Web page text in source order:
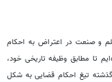
و صنعت در اعتراض به احکام
تا مطابق وظیفه تاریخی خود،
تیغ احکام قضایی به شکل